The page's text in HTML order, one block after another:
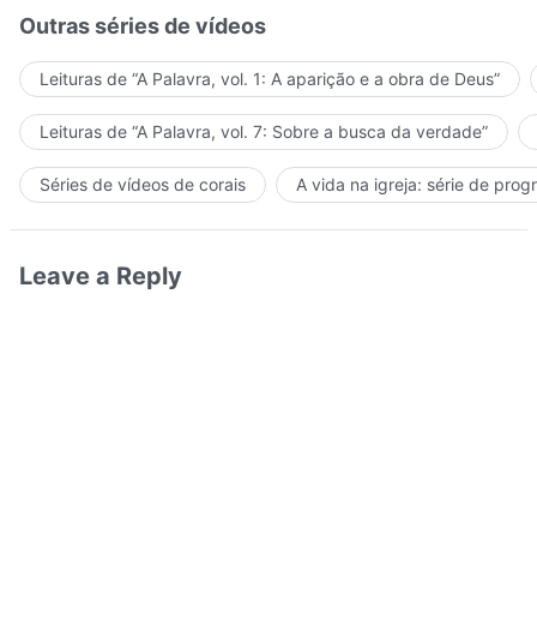
Outras séries de vídeos
Leituras de “A Palavra, vol. 1: A aparição e a obra de Deus”
Leituras de “A Palavra, vol. 7: Sobre a busca da verdade”
Séries de vídeos de corais A vida na igreja: série de
Leave a Reply